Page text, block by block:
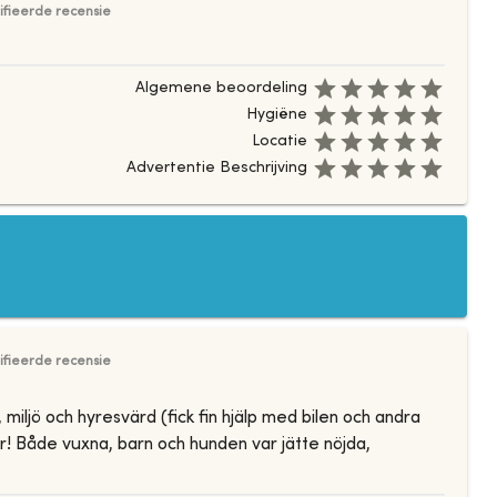
recensie
Algemene beoordeling
Hygiëne
Locatie
Advertentie Beschrijving
recensie
och hyresvärd (fick fin hjälp med bilen och andra
vuxna, barn och hunden var jätte nöjda,